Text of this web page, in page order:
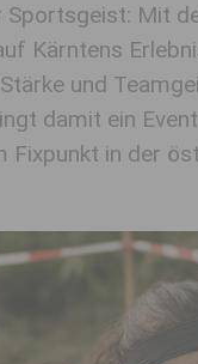
Sportsgeist: Mit
Kärntens
und
damit ein
Fixpunkt in der